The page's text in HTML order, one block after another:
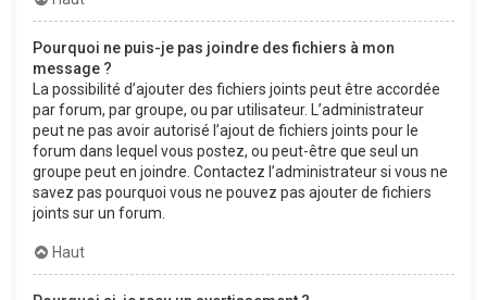
Pourquoi ne puis-je pas joindre des fichiers à mon
message ?
La possibilité d’ajouter des fichiers joints peut être accordée
par forum, par groupe, ou par utilisateur. L’administrateur
peut ne pas avoir autorisé l’ajout de fichiers joints pour le
forum dans lequel vous postez, ou peut-être que seul un
groupe peut en joindre. Contactez l’administrateur si vous ne
savez pas pourquoi vous ne pouvez pas ajouter de fichiers
joints sur un forum.
Haut